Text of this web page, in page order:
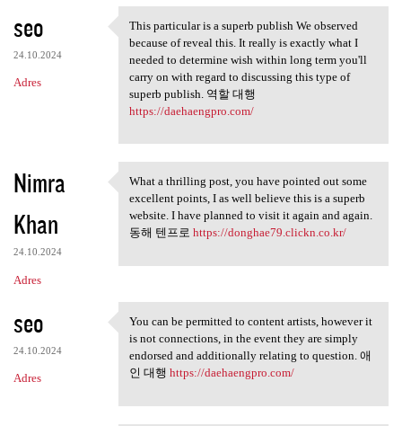
seo
24.10.2024
Adres
This particular is a superb
This particular is a superb publish We observed
because of reveal this. It really is exactly what I
needed to determine wish within long term you'll
carry on with regard to discussing this type of
superb publish. 역할 대행
https://daehaengpro.com/
Nimra
Khan
24.10.2024
Adres
What a thrilling post, you
What a thrilling post, you have pointed out some
excellent points, I as well believe this is a superb
website. I have planned to visit it again and again.
동해 텐프로 https://donghae79.clickn.co.kr/
seo
24.10.2024
Adres
You can be permitted to
You can be permitted to content artists, however it
is not connections, in the event they are simply
endorsed and additionally relating to question. 애
인 대행 https://daehaengpro.com/